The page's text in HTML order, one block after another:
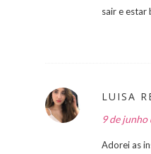
sair e estar
LUISA
9 de junho
Adorei as